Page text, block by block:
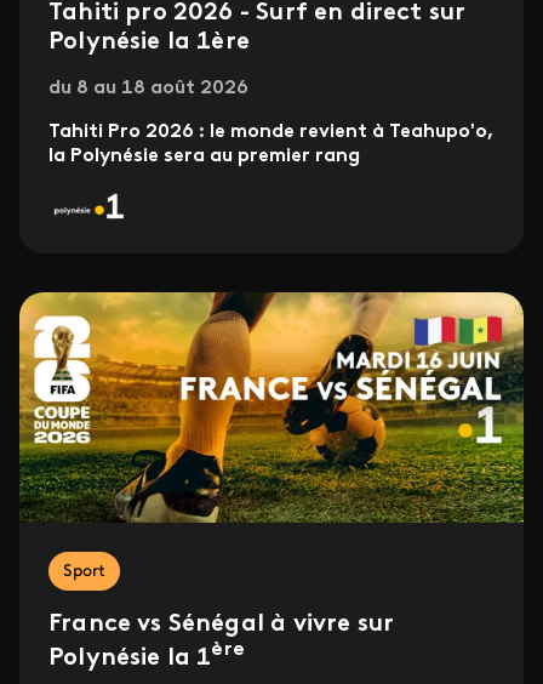
Tahiti pro 2026 - Surf en direct sur
Polynésie la 1ère
du 8 au 18 août 2026
Tahiti Pro 2026 : le monde revient à Teahupo'o,
la Polynésie sera au premier rang
Sport
France vs Sénégal à vivre sur
Polynésie la 1ère